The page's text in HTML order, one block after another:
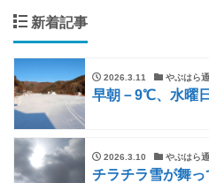
新着記事
2026.3.11 やぶはら
早朝－9℃、水曜
2026.3.10 やぶはら
チラチラ雪が舞っ